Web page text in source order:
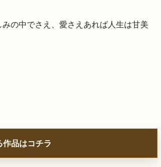
の中でさえ、愛さえあれば人生は甘美
作品はコチラ